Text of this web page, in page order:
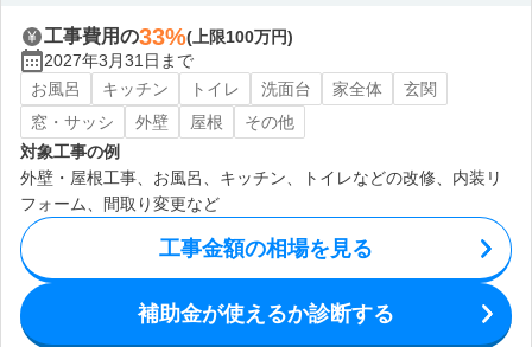
工事費用の33%(上限100万円)
2027年3月31日まで
お風呂
キッチン トイレ 洗面台 家全体
玄関
窓・サッシ
外壁 屋根
その他
対象工事の例
外壁・屋根工事、お風呂、キッチン、トイレなどの改修、内装リ
フォーム、間取り変更など
工事金額の相場を見る
補助金が使えるか診断する